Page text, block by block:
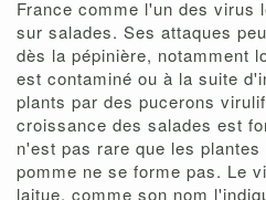
France comme l'un des virus
sur salades. Ses attaques
dès la pépinière, notamment
est contaminé ou à la suite
plants par des pucerons
croissance des salades est
n'est pas rare que les
pomme ne se forme pas. Le
laitue, comme son nom